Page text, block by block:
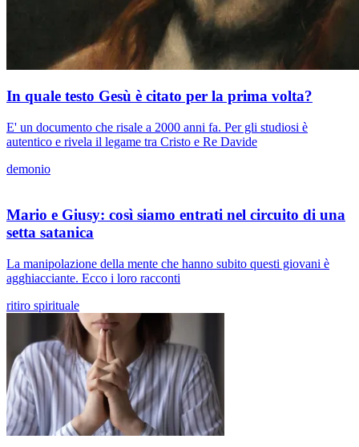
In quale testo Gesù è citato per la prima volta?
E' un documento che risale a 2000 anni fa. Per gli studiosi è
autentico e rivela il legame tra Cristo e Re Davide
demonio
Mario e Giusy: così siamo entrati nel circuito di una
setta satanica
La manipolazione della mente che hanno subito questi giovani è
agghiacciante. Ecco i loro racconti
ritiro spirituale